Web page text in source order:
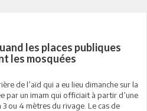
les places publiques
les mosquées
de l’aïd qui a eu lieu dimanche sur la
par un imam qui officiait à partir d’une
ou 4 mètres du rivage. Le cas de